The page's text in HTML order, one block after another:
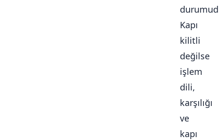
Kapı
kilitli
değilse
işlem
dili,
karşılığı
ve
kapı